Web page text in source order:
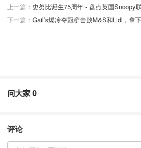
近三分之一的人表示“物超所值”，更有
上一篇： 史努比诞生75周年 - 盘点英国Snoopy
下一篇：
问大家0
评论